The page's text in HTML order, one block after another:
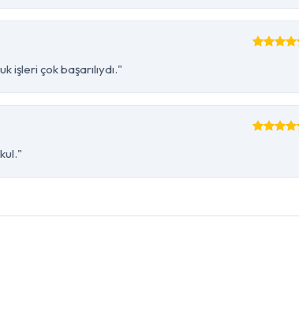
işleri çok başarılıydı."